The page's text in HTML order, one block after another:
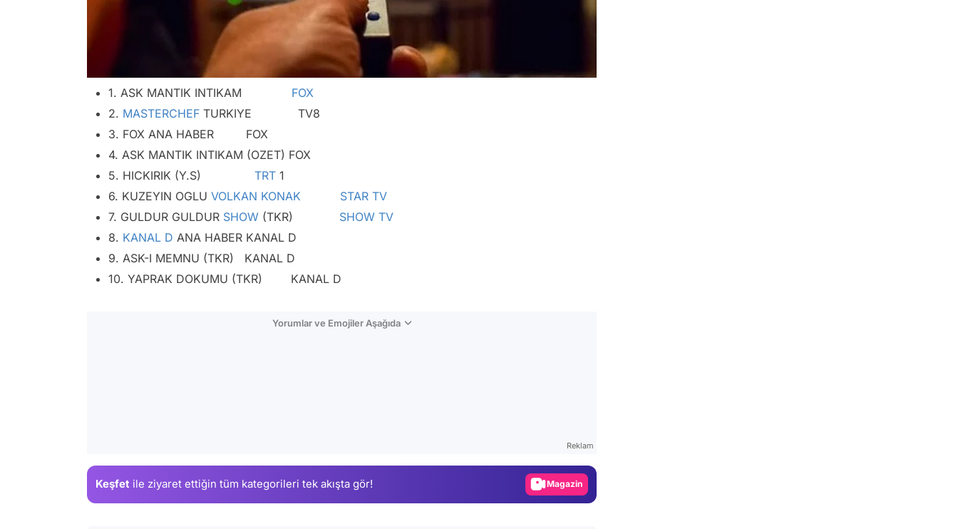
1. ASK MANTIK INTIKAM FOX
2. MASTERCHEF TURKIYE TV8
3. FOX ANA HABER FOX
4. ASK MANTIK INTIKAM (OZET) FOX
5. HICKIRIK (Y.S) TRT 1
6. KUZEYIN OGLU VOLKAN KONAK
STAR TV
7. GULDUR GULDUR SHOW (TKR) SHOW TV
8. KANAL D ANA HABER KANAL D
9. ASK-I MEMNU (TKR) KANAL D
10. YAPRAK DOKUMU (TKR) KANAL D
Yorumlar ve Emojiler Aşağıda
Reklam
Keşfet ile ziyaret ettiğin tüm kategorileri tek akışta gör! Magazin